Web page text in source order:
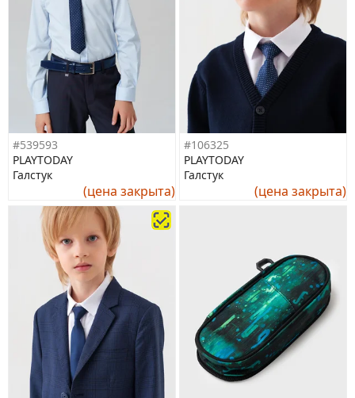
#539593
PLAYTODAY
Галстук
(цена закрыта)
#106325
PLAYTODAY
Галстук
(цена закрыта)